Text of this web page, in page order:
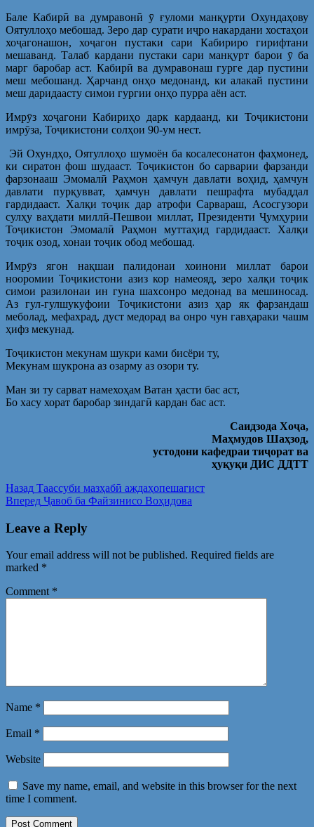
Бале Кабирӣ ва думравонӣ ӯ ғуломи манқурти Охундаҳову
Оятуллоҳо мебошад. Зеро дар сурати иҷро накардани хостаҳои
хоҷагонашон, хоҷагон пустаки сари Кабириро гирифтани
мешаванд. Талаб кардани пустаки сари манқурт барои ӯ ба
марг баробар аст. Кабирӣ ва думравонаш гурге дар пустини
меш мебошанд. Ҳарчанд онҳо медонанд, ки алакай пустини
меш даридаасту симои гургии онҳо пурра аён аст.
Имрӯз хоҷагони Кабириҳо дарк кардаанд, ки Тоҷикистони
имрӯза, Тоҷикистони солҳои 90-ум нест.
Эй Охундҳо, Оятуллоҳо шумоён ба косалесонатон фаҳмонед,
ки сиратон фош шудааст. Тоҷикистон бо сарварии фарзанди
фарзонааш Эмомалӣ Раҳмон ҳамчун давлати воҳид, ҳамчун
давлати пурқувват, ҳамчун давлати пешрафта мубаддал
гардидааст. Халқи тоҷик дар атрофи Сарвараш, Асосгузори
сулҳу ваҳдати миллӣ-Пешвои миллат, Президенти Ҷумҳурии
Тоҷикистон Эмомалӣ Раҳмон муттаҳид гардидааст. Халқи
тоҷик озод, хонаи тоҷик обод мебошад.
Имрӯз ягон нақшаи палидонаи хоинони миллат барои
нооромии Тоҷикистони азиз кор намеояд, зеро халқи тоҷик
симои разилонаи ин гуна шахсонро медонад ва мешиносад.
Аз гул-гулшукуфоии Тоҷикистони азиз ҳар як фарзандаш
меболад, мефахрад, дуст медорад ва онро чун гавҳараки чашм
ҳифз мекунад.
Тоҷикистон мекунам шукри ками бисёри ту,
Мекунам шукрона аз озарму аз озори ту.
Ман зи ту сарват намехоҳам Ватан ҳасти бас аст,
Бо хасу хорат баробар зиндагӣ кардан бас аст.
Саидзода Хоҷа,
Маҳмудов Шаҳзод,
устодони кафедраи тиҷорат ва
ҳуқуқи ДИС ДДТТ
Post
navigation
Назад Предыдущая
запись:
Таассуби мазҳабӣ аждаҳопешагист
Вперед Следующая
Ҷавоб ба Файзинисо Воҳидова
Leave a Reply
Your email address will not be published. Required fields are
marked *
Comment *
Name *
Email *
Website
Save my name, email, and website in this browser for the next
time I comment.